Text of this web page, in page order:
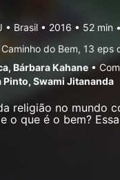
• Brasil • 2016 • 52 min •
do Bem, 13 eps
,Bárbara Kahane •
Pinto,Swami Jitananda
religião no mundo
o que é o bem?